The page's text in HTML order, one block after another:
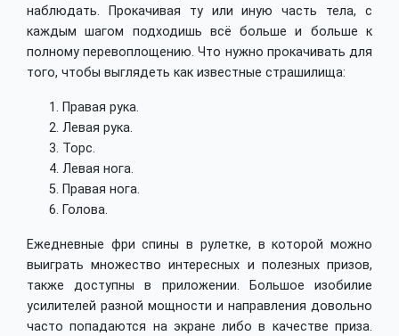
наблюдать. Прокачивая ту или иную часть тела, с
каждым шагом подходишь всё больше и больше к
полному перевоплощению. Что нужно прокачивать для
того, чтобы выглядеть как известные страшилища:
Правая рука.
Левая рука.
Торс.
Левая нога.
Правая нога.
Голова.
Ежедневные фри спины в рулетке, в которой можно
выиграть множество интересных и полезных призов,
также доступны в приложении. Большое изобилие
усилителей разной мощности и направления довольно
часто попадаются на экране либо в качестве приза.